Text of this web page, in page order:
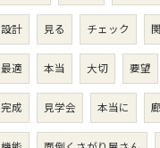
設計 見る チェック
最適 本当 大切 要望
完成 見学会 本当に